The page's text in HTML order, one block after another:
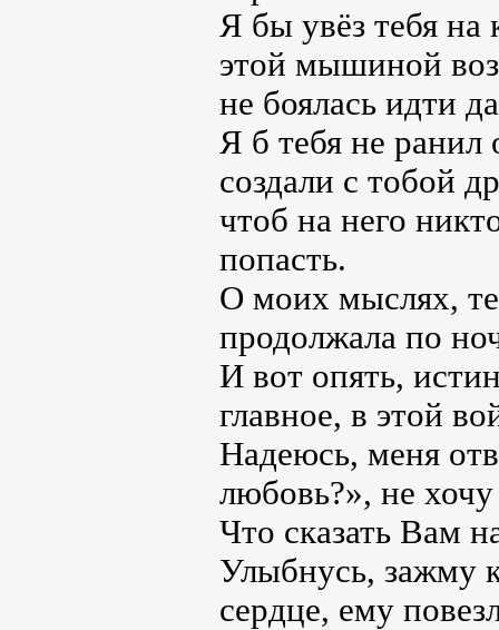
Я бы увёз тебя
этой мышиной
не боялась идти
Я б тебя не
создали с тобой
чтоб на него
попасть.
О моих мыслях,
продолжала по
И вот опять,
главное, в этой
Надеюсь, меня
любовь?», не
Что сказать Вам
Улыбнусь, зажму
сердце, ему